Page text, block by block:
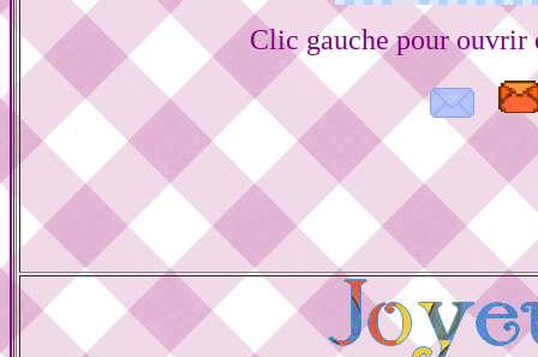
Clic gauche pour ouvrir